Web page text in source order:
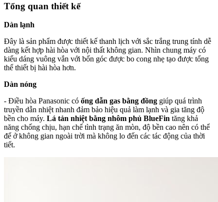
Tổng quan thiết kế
Dàn lạnh
Đây là sản phẩm được thiết kế thanh lịch với sắc trắng trung tính dễ
dàng kết hợp hài hòa với nội thất không gian. Nhìn chung máy có
kiểu dáng vuông vắn với bốn góc được bo cong nhẹ tạo được tổng
thể thiết bị hài hòa hơn.
Dàn nóng
- Điều hòa Panasonic có ống dẫn gas bằng đồng giúp quá trình
truyền dẫn nhiệt nhanh đảm bảo hiệu quả làm lạnh và gia tăng độ
bền cho máy. Lá tản nhiệt bằng nhôm phủ BlueFin tăng khả
năng chống chịu, hạn chế tình trạng ăn mòn, độ bền cao nên có thể
để ở không gian ngoài trời mà không lo đến các tác động của thời
tiết.